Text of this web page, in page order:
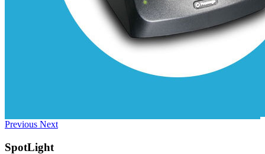
Previous Next
SpotLight